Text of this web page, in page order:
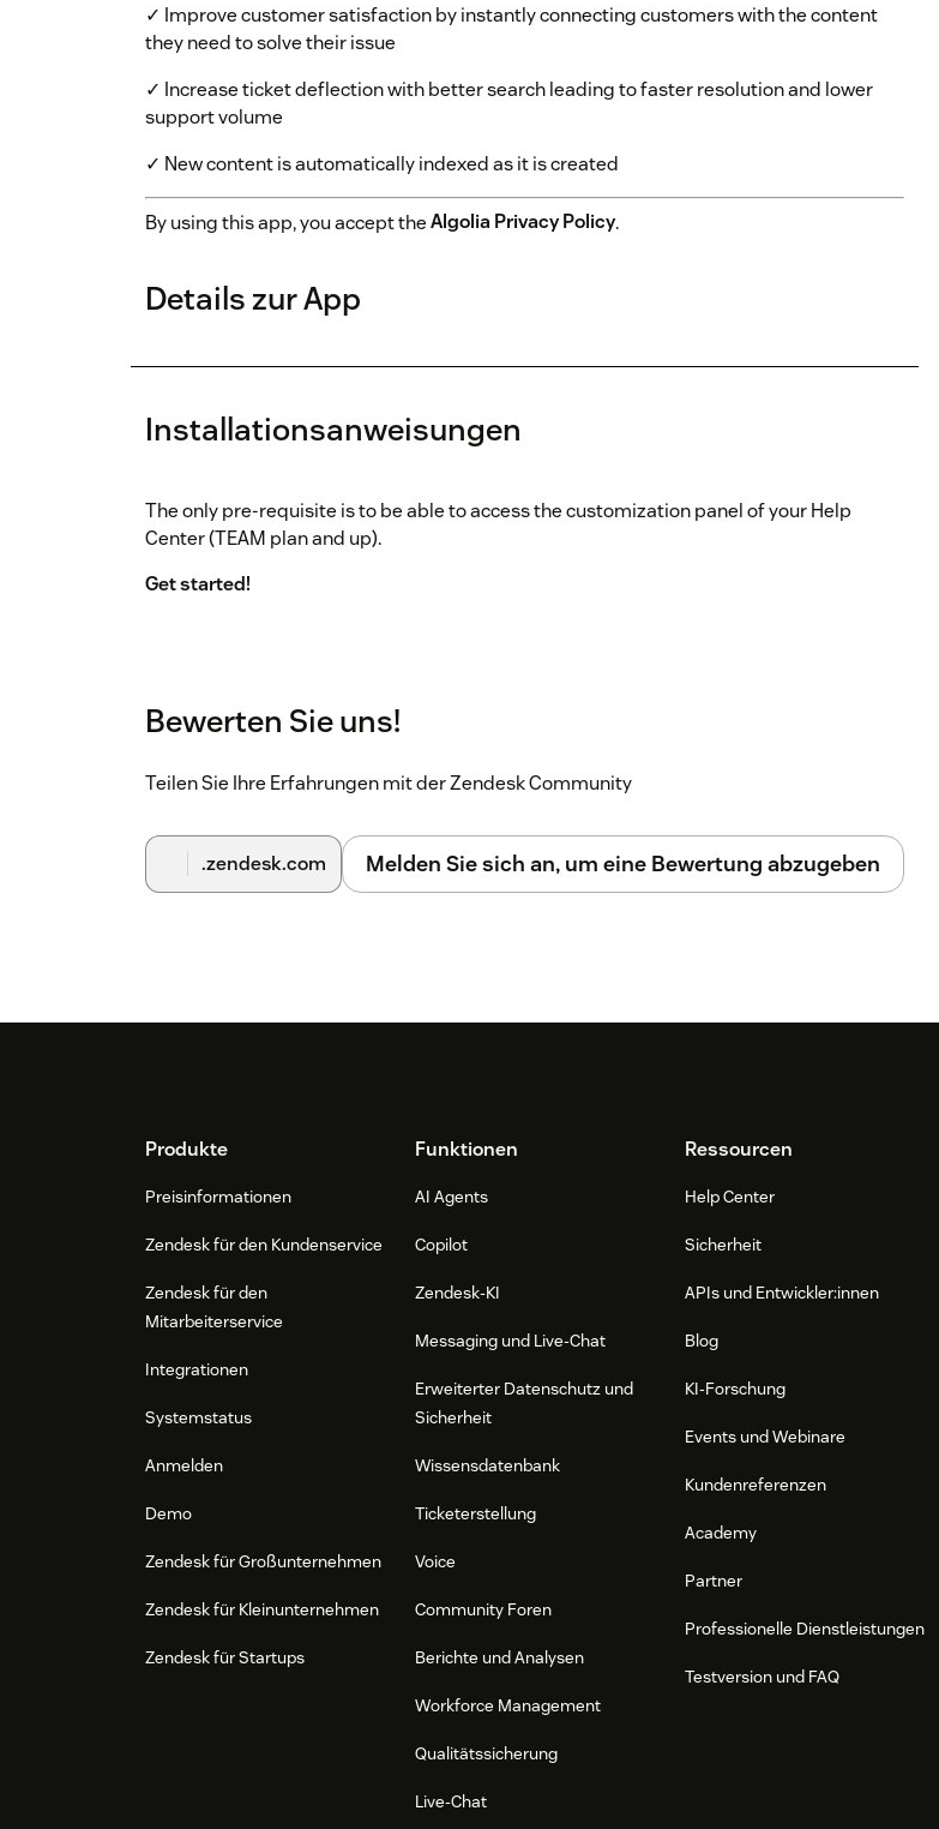
✓ Improve customer satisfaction by instantly connecting customers with the content
they need to solve their issue
✓ Increase ticket deflection with better search leading to faster resolution and lower
support volume
✓ New content is automatically indexed as it is created
By using this app, you accept theAlgolia Privacy Policy.
Details zur App
Installationsanweisungen
The only pre-requisite is to be able to access the customization panel of your Help
Center (TEAM plan and up).
Get started!
Bewerten Sie uns!
Teilen Sie Ihre Erfahrungen mit der Zendesk Community
.zendesk.com Melden Sie sich an, um eine Bewertung abzugeben
FooterProdukte
Preisinformationen
Zendesk für den Kundenservice
Zendesk für den
Mitarbeiterservice
Integrationen
Systemstatus
Anmelden
Demo
Zendesk für Großunternehmen
Zendesk für Kleinunternehmen
Zendesk für Startups
Funktionen
AI Agents
Copilot
Zendesk-KI
Messaging und Live-Chat
Erweiterter Datenschutz und
Sicherheit
Wissensdatenbank
Ticketerstellung
Voice
Community Foren
Berichte und Analysen
Workforce Management
Qualitätssicherung
Live-Chat
Ressourcen
Help Center
Sicherheit
APIs und Entwickler:innen
Blog
KI-Forschung
Events und Webinare
Kundenreferenzen
Academy
Partner
Professionelle Dienstleistungen
Testversion und FAQ